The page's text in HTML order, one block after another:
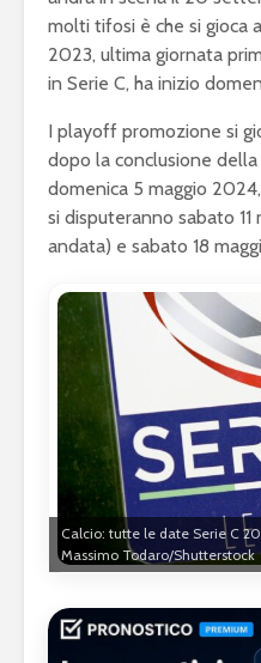
molti tifosi è che si gioca
2023, ultima giornata
in Serie C, ha inizio
I playoff promozione si
dopo la conclusione
domenica 5 maggio
si disputeranno sabato
andata) e sabato 18
Calcio: tutte le date Serie C
Massimo Todaro/Shutterstock